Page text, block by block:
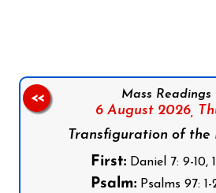
Mass Readings
6 August 2026,
Transfiguration of the
First:Daniel 7: 9-10,
Psalm:Psalms 97: 1-
<<